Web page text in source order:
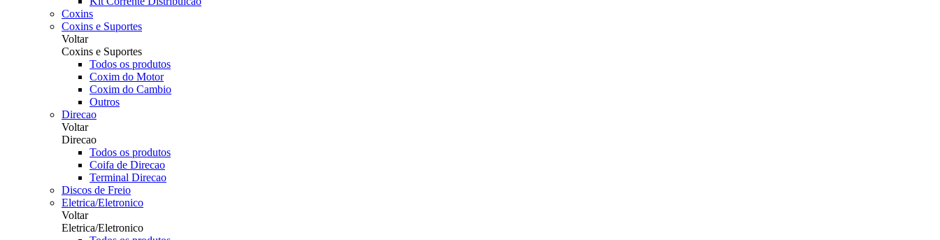
Coxins
Coxins e Suportes
Voltar
Coxins e Suportes
Todos os produtos
Coxim do Motor
Coxim do Cambio
Outros
Direcao
Voltar
Direcao
Todos os produtos
Coifa de Direcao
Terminal Direcao
Discos de Freio
Eletrica/Eletronico
Voltar
Eletrica/Eletronico